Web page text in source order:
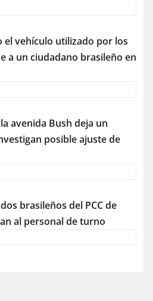
el vehículo utilizado por los
a un ciudadano brasileño en
avenida Bush deja un
posible ajuste de
brasileños del PCC de
al personal de turno